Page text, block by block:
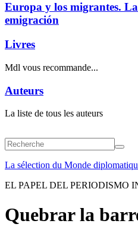
Europa y los migrantes.
emigración
Livres
Mdl vous recommande...
Auteurs
La liste de tous les auteurs
La sélection du Monde
EL PAPEL DEL PERIODISMO
Quebrar la